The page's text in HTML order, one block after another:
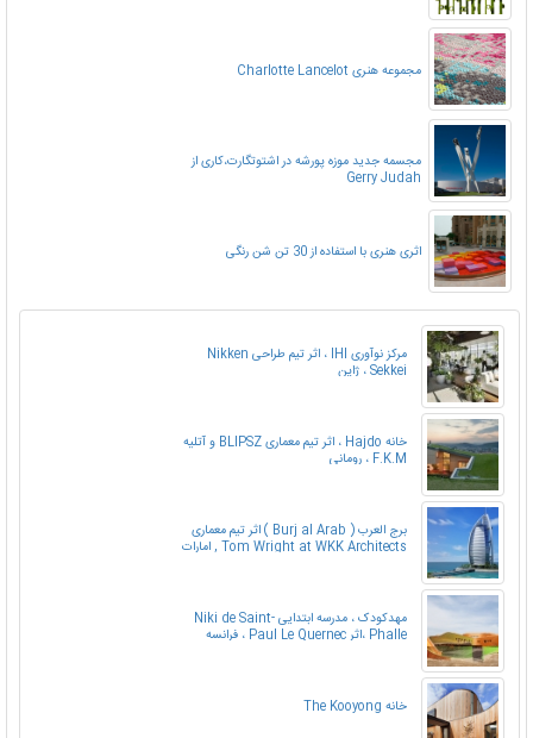
مجموعه هنری Charlotte Lancelot
مجسمه جدید موزه پورشه در اشتوتگارت،کاری از
Gerry Judah
اثری هنری با استفاده از 30 تن شن رنگی
مرکز نوآوری IHI ، اثر تیم طراحی Nikken
Sekkei ، ژاپن
خانه Hajdo ، اثر تیم معماری BLIPSZ و آتلیه
F.K.M ، رومانی
برج العرب ( Burj al Arab ) اثر تیم معماری
Tom Wright at WKK Architects , امارات
مهدکودک ، مدرسه ابتدایی Niki de Saint-
Phalle ،اثر Paul Le Quernec ، فرانسه
خانه The Kooyong